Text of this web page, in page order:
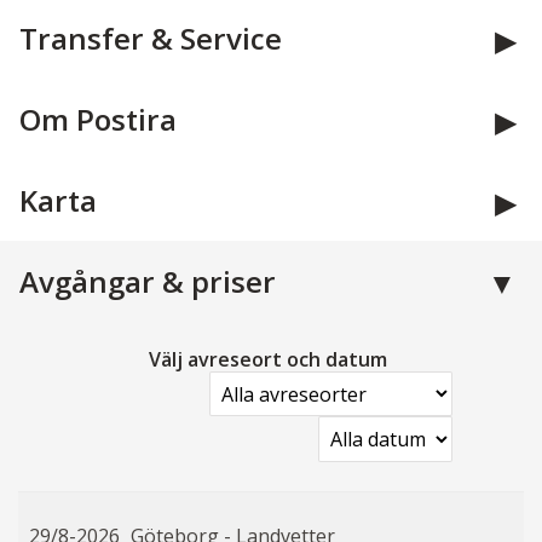
Transfer & Service
Om Postira
Karta
Avgångar & priser
Välj avreseort och datum
29/8-2026 Göteborg - Landvetter